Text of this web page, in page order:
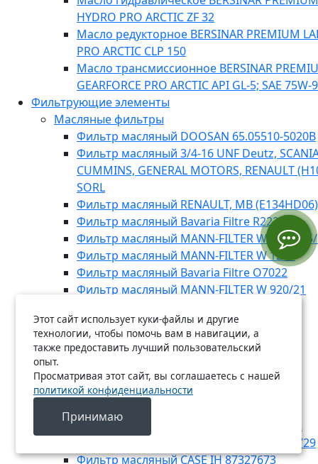
HYDRO PRO ARCTIC ZF 32
Масло редукторное BERSINAR PREMIUM
PRO ARCTIC CLP 150
Масло трансмиссионное BERSINAR
GEARFORCE PRO ARCTIC API GL-5; SAE 75W-
Фильтрующие элементы
Масляные фильтры
Фильтр масляный DOOSAN 65.05510-5020B
Фильтр масляный 3/4-16 UNF Deutz,
CUMMINS, GENERAL MOTORS, RENAULT
SORL
Фильтр масляный RENAULT, MB
Фильтр масляный Bavaria Filtre R2225
Фильтр масляный MANN-FILTER WD 13
Фильтр масляный MANN-FILTER W 1223
Фильтр масляный Bavaria Filtre O7022
Фильтр масляный MANN-FILTER W 920/21
Фильтр масляный Bavaria Filtre R2204
Фильтр масляный Bavaria Filtre O7040
Фильтр масляный Bavaria Filtre R2229
Фильтр масляный Bavaria Filtre R2213
Фильтр масляный Bavaria Filtre O1979A
Фильтр масляный DOOSAN 40050800002
Фильтр масляный NEW HOLLAND 84206729
Фильтр масляный CASE IH 87327673
Этот сайт использует куки-файлы и другие
технологии, чтобы помочь вам в навигации, а
также предоставить лучший пользовательский
опыт.
Просматривая этот сайт, вы соглашаетесь с нашей
политикой конфиденциальности
Принимаю